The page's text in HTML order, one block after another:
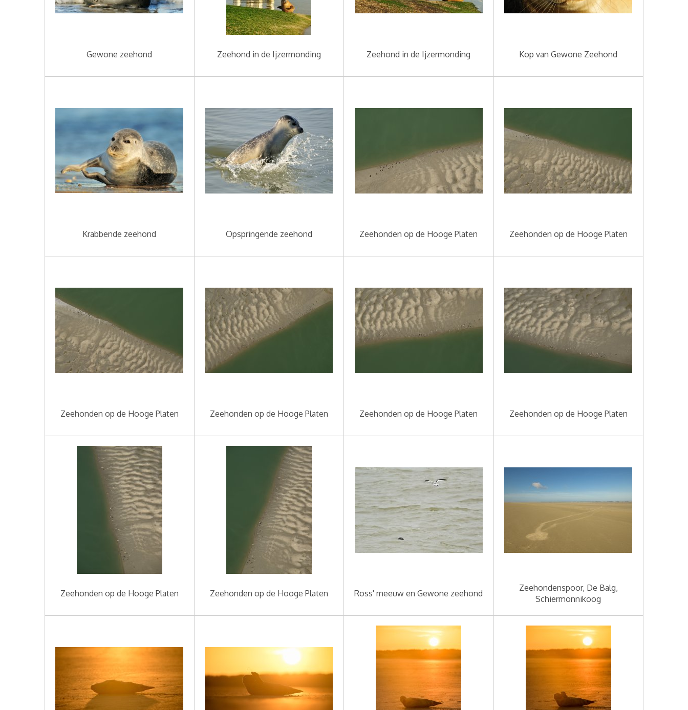
Gewone zeehond Zeehond in de Ijzermonding Zeehond in de Ijzermonding Kop van Gewone Zeehond
Krabbende zeehond Opspringende zeehond Zeehonden op de Hooge Platen Zeehonden op de Hooge Platen
Zeehonden op de Hooge Platen Zeehonden op de Hooge Platen Zeehonden op de Hooge Platen Zeehonden op de Hooge Platen
Zeehonden op de Hooge Platen Zeehonden op de Hooge Platen Ross' meeuw en Gewone zeehond
Zeehondenspoor, De Balg,
Schiermonnikoog